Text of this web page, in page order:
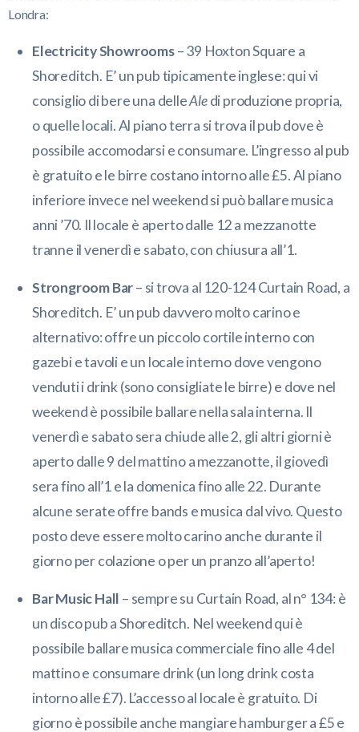
Londra:
Electricity Showrooms– 39 Hoxton Square a
Shoreditch. E’ un pub tipicamente inglese: qui vi
consiglio di bere una delleAledi produzione propria,
o quelle locali. Al piano terra si trova il pub dove è
possibile accomodarsi e consumare. L’ingresso al pub
è gratuito e le birre costano intorno alle £5. Al piano
inferiore invece nel weekend si può ballare musica
anni ’70. Il locale è aperto dalle 12 a mezzanotte
tranne il venerdì e sabato, con chiusura all’1.
Strongroom Bar– si trova al 120-124 Curtain Road, a
Shoreditch. E’ un pub davvero molto carino e
alternativo: offre un piccolo cortile interno con
gazebi e tavoli e un locale interno dove vengono
venduti i drink (sono consigliate le birre) e dove nel
weekend è possibile ballare nella sala interna. Il
venerdì e sabato sera chiude alle 2, gli altri giorni è
aperto dalle 9 del mattino a mezzanotte, il giovedì
sera fino all’1 e la domenica fino alle 22. Durante
alcune serate offre bands e musica dal vivo. Questo
posto deve essere molto carino anche durante il
giorno per colazione o per un pranzo all’aperto!
Bar Music Hall – sempre su Curtain Road, al n° 134: è
un disco pub a Shoreditch. Nel weekend qui è
possibile ballare musica commerciale fino alle 4 del
mattino e consumare drink (un long drink costa
intorno alle £7). L’accesso al locale è gratuito. Di
giorno è possibile anche mangiare hamburger a £5 e